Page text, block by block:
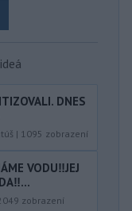
DNES
| 1095 zobrazení
VODU‼️JEJ
zobrazení